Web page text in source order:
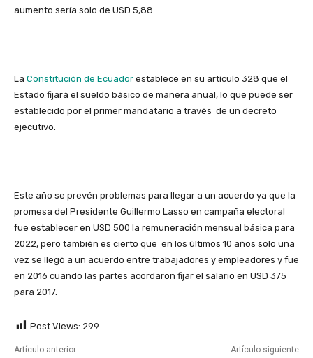
aumento sería solo de USD 5,88.
La Constitución de Ecuador establece en su artículo 328 que el
Estado fijará el sueldo básico de manera anual, lo que puede ser
establecido por el primer mandatario a través de un decreto
ejecutivo.
Este año se prevén problemas para llegar a un acuerdo ya que la
promesa del Presidente Guillermo Lasso en campaña electoral
fue establecer en USD 500 la remuneración mensual básica para
2022, pero también es cierto que en los últimos 10 años solo una
vez se llegó a un acuerdo entre trabajadores y empleadores y fue
en 2016 cuando las partes acordaron fijar el salario en USD 375
para 2017.
Post Views: 299
Artículo anterior Artículo siguiente